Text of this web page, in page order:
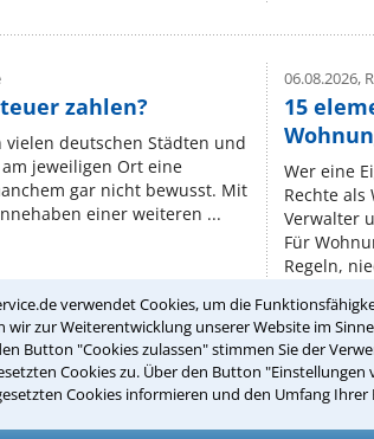
verwendet Cookies, um die
wir zur Weiterentwicklung unserer Website im
Button "Cookies zulassen" stimmen Sie der
Cookies zu. Über den Button
Cookies informieren und den Umfang
zahlen?
deutschen Städten und
jeweiligen Ort eine
gar nicht bewusst. Mit
einer weiteren ...
06.08.2026,
15
Wer eine
Rechte
Verwalter
Für
Regeln,
Teste Dein Rechtswissen